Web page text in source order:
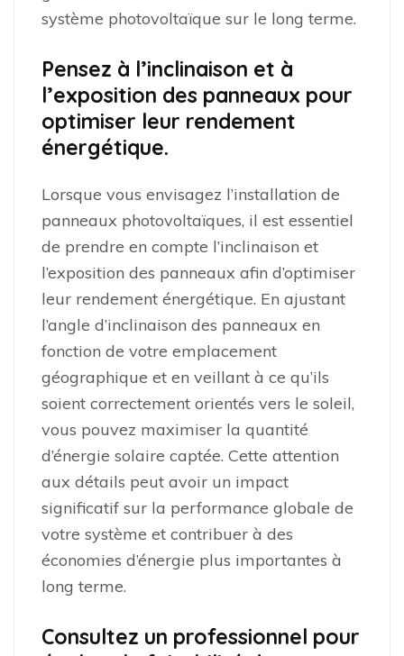
système photovoltaïque sur le long terme.
Pensez à l’inclinaison et à
l’exposition des panneaux pour
optimiser leur rendement
énergétique.
Lorsque vous envisagez l’installation de
panneaux photovoltaïques, il est essentiel
de prendre en compte l’inclinaison et
l’exposition des panneaux afin d’optimiser
leur rendement énergétique. En ajustant
l’angle d’inclinaison des panneaux en
fonction de votre emplacement
géographique et en veillant à ce qu’ils
soient correctement orientés vers le soleil,
vous pouvez maximiser la quantité
d’énergie solaire captée. Cette attention
aux détails peut avoir un impact
significatif sur la performance globale de
votre système et contribuer à des
économies d’énergie plus importantes à
long terme.
Consultez un professionnel pour